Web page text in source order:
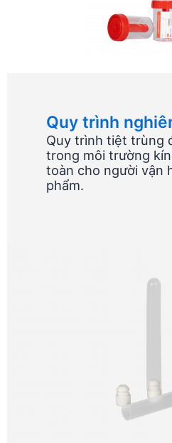
Quy trình
Quy trình tiệt trùng
trong môi trường
toàn cho người vận
phẩm.